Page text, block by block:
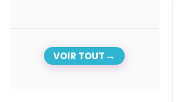
VOIR TOUT